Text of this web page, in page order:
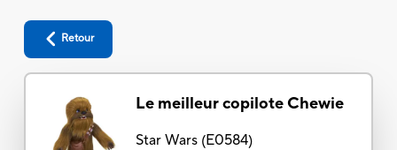
Retour
Le meilleur copilote Chewie
Star Wars(E0584)